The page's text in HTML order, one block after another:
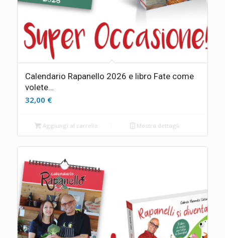
Calendario Rapanello 2026 e libro Fate come
volete…
32,00 €
Aggiungi al carrello Mostra dettagli